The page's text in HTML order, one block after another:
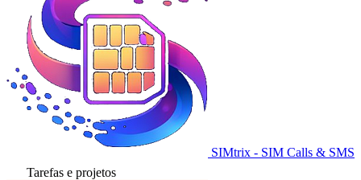
SIMtrix - SIM Calls & SMS
Tarefas e projetos